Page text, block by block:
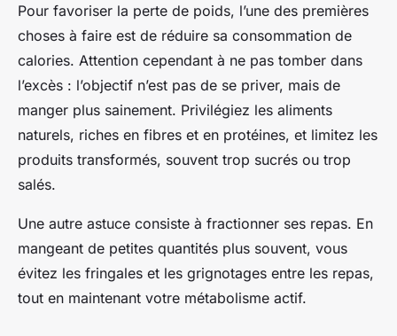
Pour favoriser la perte de poids, l’une des premières
choses à faire est de réduire sa consommation de
calories. Attention cependant à ne pas tomber dans
l’excès : l’objectif n’est pas de se priver, mais de
manger plus sainement. Privilégiez les aliments
naturels, riches en fibres et en protéines, et limitez les
produits transformés, souvent trop sucrés ou trop
salés.
Une autre astuce consiste à fractionner ses repas. En
mangeant de petites quantités plus souvent, vous
évitez les fringales et les grignotages entre les repas,
tout en maintenant votre métabolisme actif.